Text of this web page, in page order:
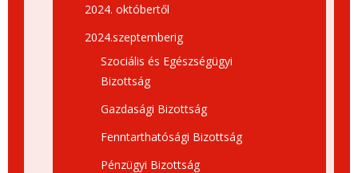
2024. októbertől
2024.szeptemberig
Szociális és Egészségügyi
Bizottság
Gazdasági Bizottság
Fenntarthatósági Bizottság
Pénzügyi Bizottság